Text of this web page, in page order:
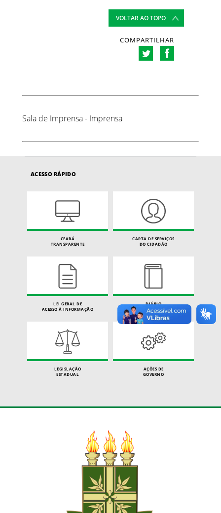
VOLTAR AO TOPO
COMPARTILHAR
Sala de Imprensa - Imprensa
ACESSO RÁPIDO
CEARÁ
TRANSPARENTE
CARTA DE SERVIÇOS
DO CIDADÃO
LEI GERAL DE
ACESSO À INFORMAÇÃO
DIÁRIO
OFICIAL
LEGISLAÇÃO
ESTADUAL
AÇÕES DE
GOVERNO